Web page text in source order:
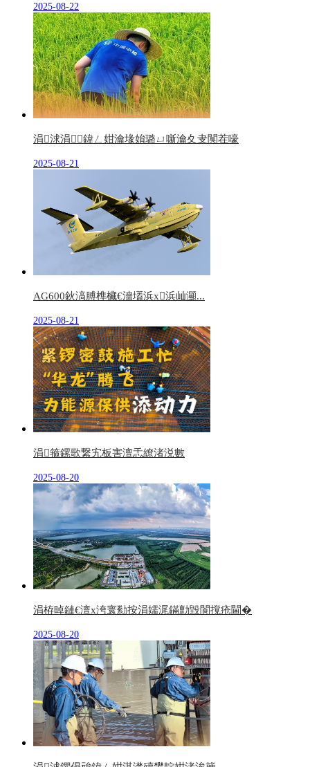
2025-08-22
涓浗涓鍏ㄥ姏瀹堟姢璐ㄩ噺瀹夊叏闃茬嚎
2025-08-21
AG600鈥滈膊榫欌€濇壒浜х浜屾灦...
2025-08-21
涓箍鏍歌繋宄板害澶忎繚渚涚數
2025-08-20
涓栫晫鏈€澶х洿寰勬按涓嬬浘鏋勯毀閬撹疮閫�
2025-08-20